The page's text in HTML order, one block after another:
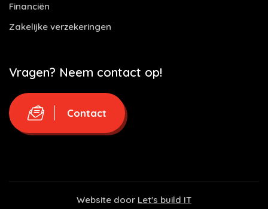
Financiën
Zakelijke verzekeringen
Vragen? Neem contact op!
Contact
Website door Let's build IT